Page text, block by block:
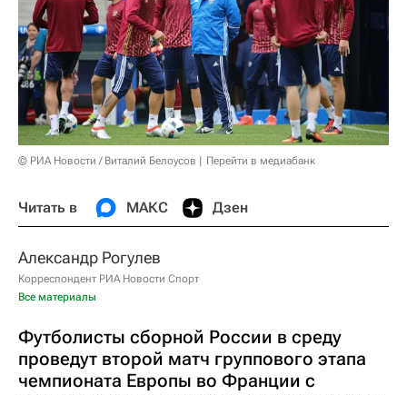
© РИА Новости / Виталий Белоусов Перейти в медиабанк
Читать в МАКС Дзен
Александр Рогулев
Корреспондент РИА Новости Спорт
Все материалы
Футболисты сборной России в среду
проведут второй матч группового этапа
чемпионата Европы во Франции с